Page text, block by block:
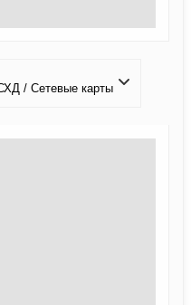
/ Сетевые карты